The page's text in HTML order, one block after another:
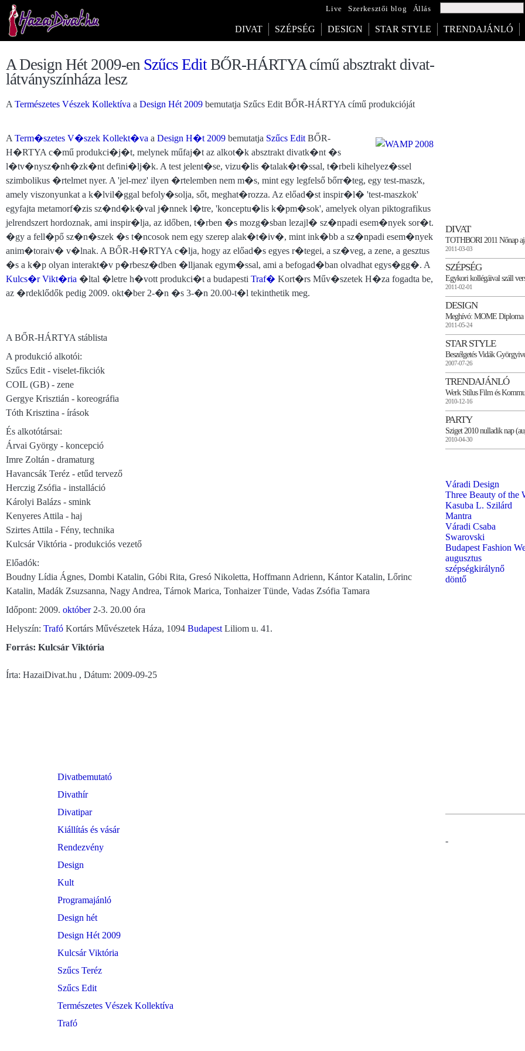
Live Szerkesztői blog Állás
DIVAT SZÉPSÉG DESIGN STAR STYLE TRENDAJÁNLÓ
A Design Hét 2009-en Szűcs EditBŐR-HÁRTYA című absztrakt divat-
látványszínháza lesz
ATermészetes Vészek Kollektíva a Design Hét 2009 bemutatja Szűcs Edit BŐR-HÁRTYA című produkcióját
ATerm�szetes V�szek Kollekt�va a Design H�t 2009 bemutatja Szűcs EditBŐR-
H�RTYA c�mű produkci�j�t, melynek műfaj�t az alkot�k absztrakt divatk�nt �s
l�tv�nysz�nh�zk�nt defini�lj�k. A test jelent�se, vizu�lis �talak�t�ssal, t�rbeli kihelyez�ssel
szimbolikus �rtelmet nyer. A 'jel-mez' ilyen �rtelemben nem m�s, mint egy legfelső bőrr�teg, egy test-maszk,
amely viszonyunkat a k�lvil�ggal befoly�solja, sőt, meghat�rozza. Az előad�st inspir�l� 'test-maszkok'
egyfajta metamorf�zis sz�nd�k�val j�nnek l�tre, 'konceptu�lis k�pm�sok', amelyek olyan piktografikus
jelrendszert hordoznak, ami inspir�lja, az időben, t�rben �s mozg�sban lezajl� sz�npadi esem�nyek sor�t.
�gy a fell�pő sz�n�szek �s t�ncosok nem egy szerep alak�t�iv�, mint ink�bb a sz�npadi esem�nyek
anim�toraiv� v�lnak. A BŐR-H�RTYA c�lja, hogy az előad�s egyes r�tegei, a sz�veg, a zene, a gesztus
�s a k�p olyan interakt�v p�rbesz�dben �lljanak egym�ssal, ami a befogad�ban olvadhat egys�gg�. A
Kulcs�r Vikt�ria �ltal �letre h�vott produkci�t a budapesti Traf� Kort�rs Műv�szetek H�za fogadta be,
az �rdeklődők pedig 2009. okt�ber 2-�n �s 3-�n 20.00-t�l tekinthetik meg.
A BŐR-HÁRTYA stáblista
A produkció alkotói:
Szűcs Edit - viselet-fikciók
COIL (GB) - zene
Gergye Krisztián - koreográfia
Tóth Krisztina - írások
És alkotótársai:
Árvai György - koncepció
Imre Zoltán - dramaturg
Havancsák Teréz - etűd tervező
Herczig Zsófia - installáció
Károlyi Balázs - smink
Kenyeres Attila - haj
Szirtes Attila - Fény, technika
Kulcsár Viktória - produkciós vezető
Előadók:
Boudny Lídia Ágnes, Dombi Katalin, Góbi Rita, Gresó Nikoletta, Hoffmann Adrienn, Kántor Katalin, Lőrinc
Katalin, Madák Zsuzsanna, Nagy Andrea, Tárnok Marica, Tonhaizer Tünde, Vadas Zsófia Tamara
Időpont: 2009. október2-3. 20.00 óra
Helyszín: Trafó Kortárs Művészetek Háza, 1094 BudapestLiliom u. 41.
Forrás: Kulcsár Viktória
Írta: HazaiDivat.hu , Dátum: 2009-09-25
Divatbemutató
Divathír
Divatipar
Kiállítás és vásár
Rendezvény
Design
Kult
Programajánló
Design hét
Design Hét 2009
Kulcsár Viktória
Szűcs Teréz
Szűcs Edit
Természetes Vészek Kollektíva
Trafó
DIVAT
TOTHBORI 2011 Nőnap
2011-03-03
SZÉPSÉG
Egykori kollégáival száll
2011-02-01
DESIGN
Meghívó: MOME Diploma
2011-05-24
STAR STYLE
Beszélgetés Vidák
2007-07-26
TRENDAJÁNLÓ
Werk Stílus Film és
2010-12-16
PARTY
Sziget 2010 nulladik nap
2010-04-30
Váradi Design
Three Beauty of the
Kasuba L. Szilárd
Mantra
Váradi Csaba
Swarovski
Budapest Fashion
augusztus
szépségkirálynő
döntő
-